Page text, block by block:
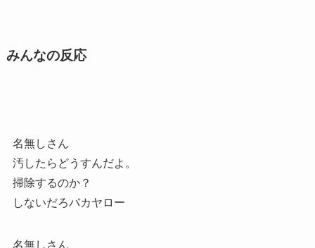
みんなの反応
名無しさん
汚したらどうすんだよ。
掃除するのか？
しないだろバカヤロー
名無しさん